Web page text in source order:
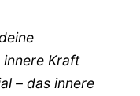
innere Kraft
– das innere